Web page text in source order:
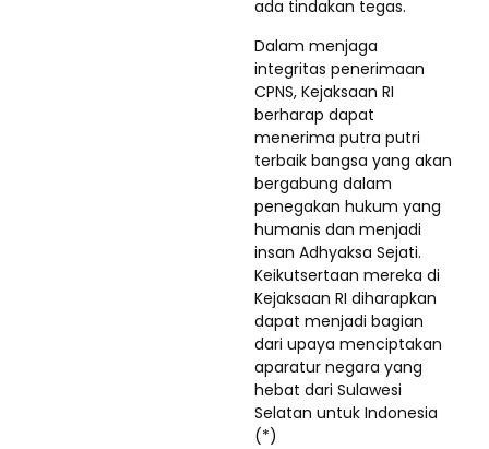
ada tindakan tegas.
Dalam menjaga
integritas penerimaan
CPNS, Kejaksaan RI
berharap dapat
menerima putra putri
terbaik bangsa yang akan
bergabung dalam
penegakan hukum yang
humanis dan menjadi
insan Adhyaksa Sejati.
Keikutsertaan mereka di
Kejaksaan RI diharapkan
dapat menjadi bagian
dari upaya menciptakan
aparatur negara yang
hebat dari Sulawesi
Selatan untuk Indonesia
(*)